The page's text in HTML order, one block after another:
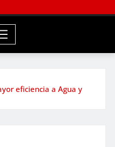
eficiencia a Agua y